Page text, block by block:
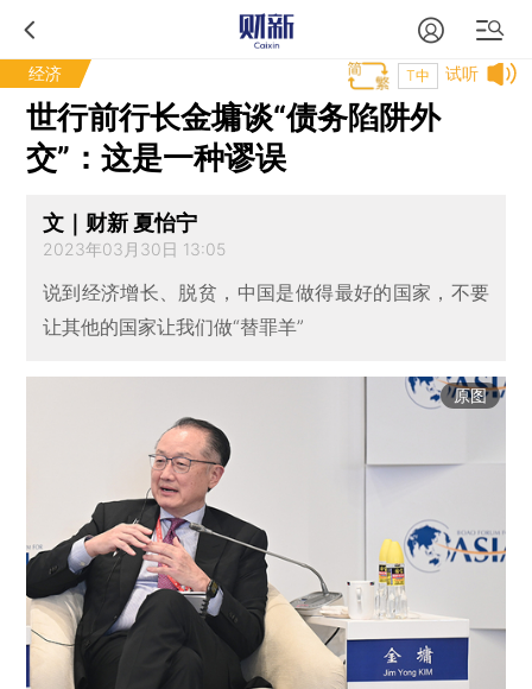
经济 试听
T中
世行前行长金墉谈“债务陷阱外
交”：这是一种谬误
文｜财新 夏怡宁
2023年03月30日 13:05
说到经济增长、脱贫，中国是做得最好的国家，不要
让其他的国家让我们做“替罪羊”
原图